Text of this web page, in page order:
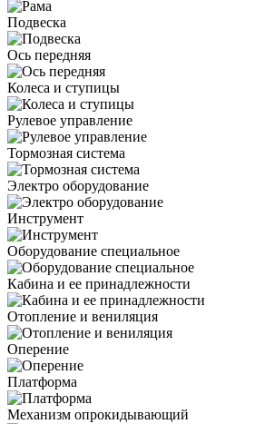
Подвеска
Ось передняя
Колеса и ступицы
Рулевое управление
Тормозная система
Электро оборудование
Инструмент
Оборудование специальное
Кабина и ее принадлежности
Отопление и вениляция
Оперение
Платформа
Механизм опрокидывающий